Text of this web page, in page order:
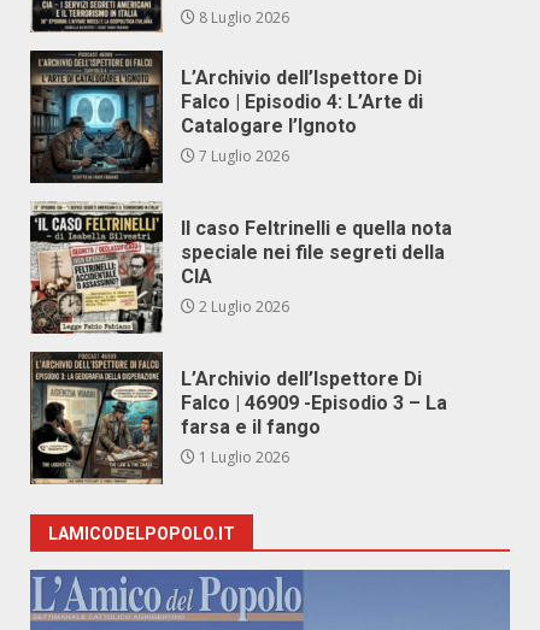
8 Luglio 2026
L’Archivio dell’Ispettore Di
Falco | Episodio 4: L’Arte di
Catalogare l’Ignoto
7 Luglio 2026
Il caso Feltrinelli e quella nota
speciale nei file segreti della
CIA
2 Luglio 2026
L’Archivio dell’Ispettore Di
Falco | 46909 -Episodio 3 – La
farsa e il fango
1 Luglio 2026
LAMICODELPOPOLO.IT